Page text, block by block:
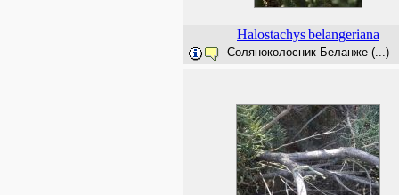
Halostachysbelangeriana
Соляноколосник Беланже (...)